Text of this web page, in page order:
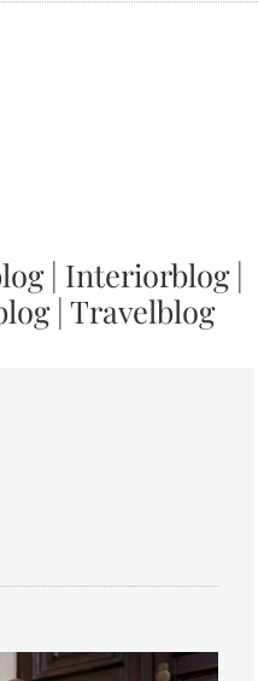
| Interiorblog|
| Travelblog